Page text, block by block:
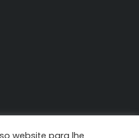
website para lhe